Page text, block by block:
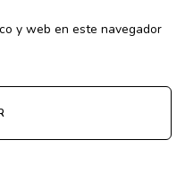
y web en este navegador